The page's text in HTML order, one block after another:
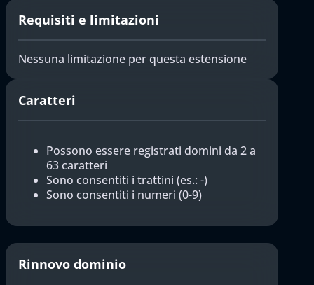
Requisiti e limitazioni
Nessuna limitazione per questa estensione
Caratteri
Possono essere registrati domini da 2 a
63 caratteri
Sono consentiti i trattini (es.: -)
Sono consentiti i numeri (0-9)
Rinnovo dominio